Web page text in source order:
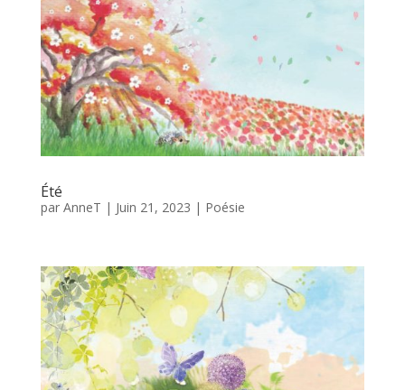
Été
par AnneT | Juin 21, 2023 | Poésie